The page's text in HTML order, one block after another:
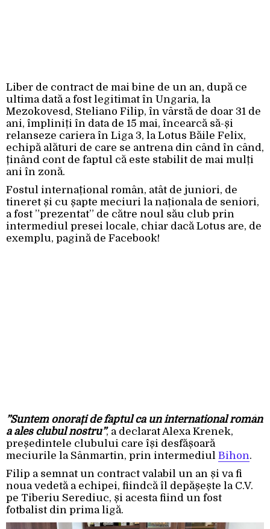
Liber de contract de mai bine de un an, după ce
ultima dată a fost legitimat în Ungaria, la
Mezokovesd, Steliano Filip, în vârstă de doar 31 de
ani, împliniți în data de 15 mai, încearcă să-și
relanseze cariera în Liga 3, la Lotus Băile Felix,
echipă alături de care se antrena din când în când,
ținând cont de faptul că este stabilit de mai mulți
ani în zonă.
Fostul internațional român, atât de juniori, de
tineret și cu șapte meciuri la naționala de seniori,
a fost ”prezentat” de către noul său club prin
intermediul presei locale, chiar dacă Lotus are, de
exemplu, pagină de Facebook!
”Suntem onorați de faptul ca un international român
a ales clubul nostru”, a declarat Alexa Krenek,
președintele clubului care își desfășoară
meciurile la Sânmartin, prin intermediul Bihon.
Filip a semnat un contract valabil un an și va fi
noua vedetă a echipei, fiindcă îl depășește la C.V.
pe Tiberiu Serediuc, și acesta fiind un fost
fotbalist din prima ligă.